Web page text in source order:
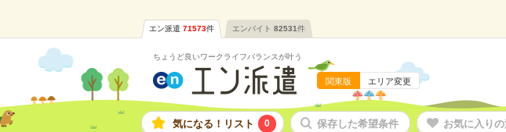
エン派遣 71573件 エンバイト 82531件
ちょうど良いワークライフバランスが叶う
関東版 エリア変更
気になる！リスト 0 保存した希望条件 お気に入り